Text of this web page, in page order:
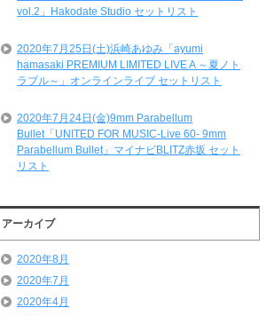
vol.2」Hakodate Studio セットリスト
2020年7月25日(土)浜崎あゆみ「ayumi
hamasaki PREMIUM LIMITED LIVE A ～夏ノト
ラブル～」オンラインライブ セットリスト
2020年7月24日(金)9mm Parabellum
Bullet「UNITED FOR MUSIC-Live 60- 9mm
Parabellum Bullet」マイナビBLITZ赤坂 セット
リスト
アーカイブ
2020年8月
2020年7月
2020年4月